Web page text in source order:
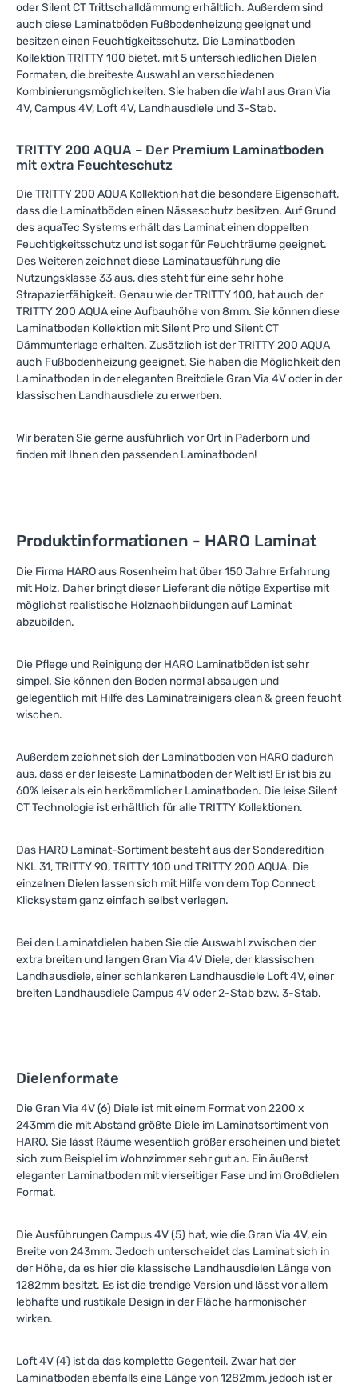
oder Silent CT Trittschalldämmung erhältlich. Außerdem sind
auch diese Laminatböden Fußbodenheizung geeignet und
besitzen einen Feuchtigkeitsschutz. Die Laminatboden
Kollektion TRITTY 100 bietet, mit 5 unterschiedlichen Dielen
Formaten, die breiteste Auswahl an verschiedenen
Kombinierungsmöglichkeiten. Sie haben die Wahl aus Gran Via
4V, Campus 4V, Loft 4V, Landhausdiele und 3-Stab.
TRITTY 200 AQUA – Der Premium Laminatboden
mit extra Feuchteschutz
Die TRITTY 200 AQUA Kollektion hat die besondere Eigenschaft,
dass die Laminatböden einen Nässeschutz besitzen. Auf Grund
des aquaTec Systems erhält das Laminat einen doppelten
Feuchtigkeitsschutz und ist sogar für Feuchträume geeignet.
Des Weiteren zeichnet diese Laminatausführung die
Nutzungsklasse 33 aus, dies steht für eine sehr hohe
Strapazierfähigkeit. Genau wie der TRITTY 100, hat auch der
TRITTY 200 AQUA eine Aufbauhöhe von 8mm. Sie können diese
Laminatboden Kollektion mit Silent Pro und Silent CT
Dämmunterlage erhalten. Zusätzlich ist der TRITTY 200 AQUA
auch Fußbodenheizung geeignet. Sie haben die Möglichkeit den
Laminatboden in der eleganten Breitdiele Gran Via 4V oder in der
klassischen Landhausdiele zu erwerben.
Wir beraten Sie gerne ausführlich vor Ort in Paderborn und
finden mit Ihnen den passenden Laminatboden!
Produktinformationen - HARO Laminat
Die Firma HARO aus Rosenheim hat über 150 Jahre Erfahrung
mit Holz. Daher bringt dieser Lieferant die nötige Expertise mit
möglichst realistische Holznachbildungen auf Laminat
abzubilden.
Die Pflege und Reinigung der HARO Laminatböden ist sehr
simpel. Sie können den Boden normal absaugen und
gelegentlich mit Hilfe des Laminatreinigers clean & green feucht
wischen.
Außerdem zeichnet sich der Laminatboden von HARO dadurch
aus, dass er der leiseste Laminatboden der Welt ist! Er ist bis zu
60% leiser als ein herkömmlicher Laminatboden. Die leise Silent
CT Technologie ist erhältlich für alle TRITTY Kollektionen.
Das HARO Laminat-Sortiment besteht aus der Sonderedition
NKL 31, TRITTY 90, TRITTY 100 und TRITTY 200 AQUA. Die
einzelnen Dielen lassen sich mit Hilfe von dem Top Connect
Klicksystem ganz einfach selbst verlegen.
Bei den Laminatdielen haben Sie die Auswahl zwischen der
extra breiten und langen Gran Via 4V Diele, der klassischen
Landhausdiele, einer schlankeren Landhausdiele Loft 4V, einer
breiten Landhausdiele Campus 4V oder 2-Stab bzw. 3-Stab.
Dielenformate
Die Gran Via 4V (6) Diele ist mit einem Format von 2200 x
243mm die mit Abstand größte Diele im Laminatsortiment von
HARO. Sie lässt Räume wesentlich größer erscheinen und bietet
sich zum Beispiel im Wohnzimmer sehr gut an. Ein äußerst
eleganter Laminatboden mit vierseitiger Fase und im Großdielen
Format.
Die Ausführungen Campus 4V (5) hat, wie die Gran Via 4V, ein
Breite von 243mm. Jedoch unterscheidet das Laminat sich in
der Höhe, da es hier die klassische Landhausdielen Länge von
1282mm besitzt. Es ist die trendige Version und lässt vor allem
lebhafte und rustikale Design in der Fläche harmonischer
wirken.
Loft 4V (4) ist da das komplette Gegenteil. Zwar hat der
Laminatboden ebenfalls eine Länge von 1282mm, jedoch ist er